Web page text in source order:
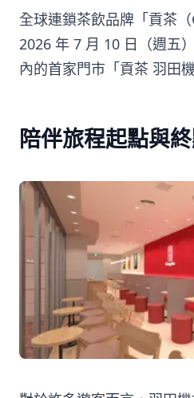
全球連鎖茶飲品牌「貢茶
2026 年 7 月 10 日（週五
內的首家門市「貢茶 羽田
陪伴旅程起點與